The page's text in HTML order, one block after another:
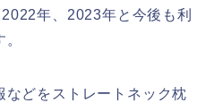
年、2023年と今後も利
などをストレートネック枕